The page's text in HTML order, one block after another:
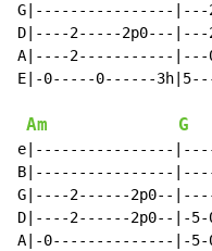
G|----------------|---
D|----2-----2p0---
A|----2-----------
E|-0-----0------
Am G
e|----------------
B|----------------
G|----2------2p0--
D|----2------2p0--|-
A|-0--------------|-5-